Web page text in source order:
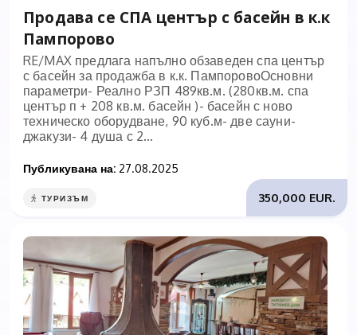
Продава се СПА център с басейн в к.к
Пампорово
RE/MAX предлага напълно обзаведен спа център
с басейн за продажба в к.к. ПампоровоОсновни
параметри- Реално РЗП 489кв.м. (280кв.м. спа
център п + 208 кв.м. басейн )- басейн с ново
техническо оборудване, 90 куб.м- две сауни-
джакузи- 4 душа с 2...
Публикувана на: 27.08.2025
350,000 EUR.
ТУРИЗЪМ